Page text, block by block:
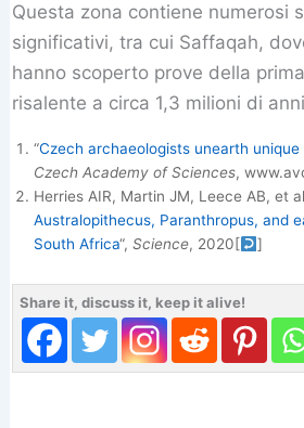
Questa zona contiene numerosi
significativi, tra cui Saffaqah,
hanno scoperto prove della
risalente a circa 1,3 milioni di
“Czech archaeologists unearth unique
Czech Academy of Sciences,
Herries AIR, Martin JM, Leece AB, et
Australopithecus, Paranthropus, and
South Africa“,Science, 2020[ ]
Share it, discuss it, keep it alive!